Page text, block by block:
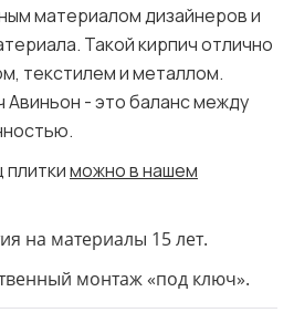
материалом дизайнеров и
Такой кирпич отлично
текстилем и металлом.
Авиньон - это баланс между
можно в нашем
на материалы 15 лет.
монтаж «под ключ».